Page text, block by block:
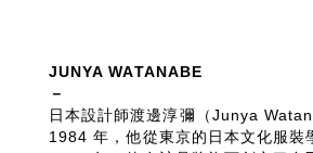
JUNYA WATANABE
－
日本設計師渡邊淳彌（Junya
1984 年，他從東京的日本文化服